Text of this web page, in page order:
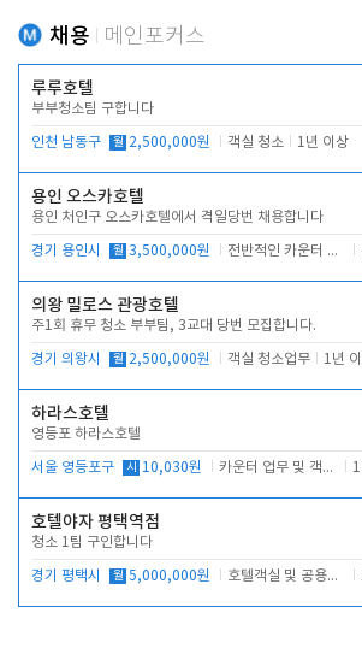
채용 메인포커스
루루호텔
부부청소팀 구합니다
인천 남동구 월 2,500,000원 객실 청소 1년 이상
용인 오스카호텔
용인 처인구 오스카호텔에서 격일당번 채용합니다
경기 용인시 월 3,500,000원 전반적인 카운터 업무
의왕 밀로스 관광호텔
주1회 휴무 청소 부부팀, 3교대 당번 모집합니다.
경기 의왕시 월 2,500,000원 객실 청소업무 1년
하라스호텔
영등포 하라스호텔
서울 영등포구 시 10,030원 카운터 업무 및 객실관리(청소상태 확인, 객실판매)
호텔야자 평택역점
청소 1팀 구인합니다
경기 평택시 월 5,000,000원 호텔객실 및 공용시설 청소 관리